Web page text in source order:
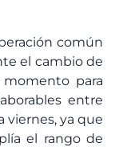
común
el cambio de
para
entre
viernes, ya que
el rango de